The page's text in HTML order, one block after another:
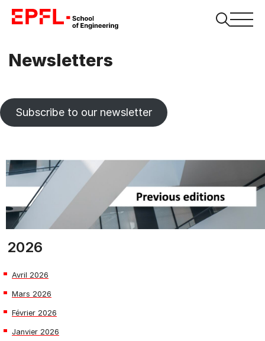
Newsletters
Subscribe to our newsletter
2026
Avril 2026
Mars 2026
Février 2026
Janvier 2026